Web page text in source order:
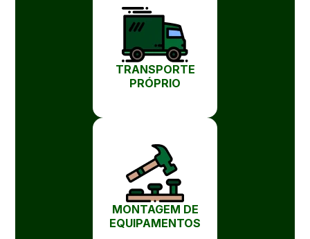
TRANSPORTE
PRÓPRIO
MONTAGEM DE
EQUIPAMENTOS